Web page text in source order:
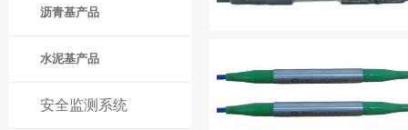
沥青基产品
水泥基产品
安全监测系统